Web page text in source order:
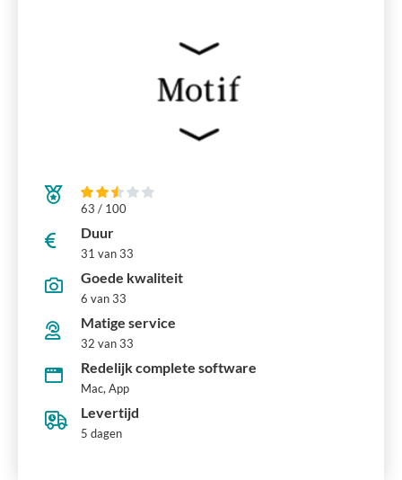
63 / 100
Duur
31 van 33
Goede kwaliteit
6 van 33
Matige service
32 van 33
Redelijk complete software
Mac, App
Levertijd
5 dagen